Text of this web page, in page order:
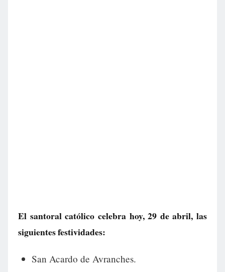
El santoral católico celebra hoy, 29 de abril, las
siguientes festividades:
San Acardo de Avranches.